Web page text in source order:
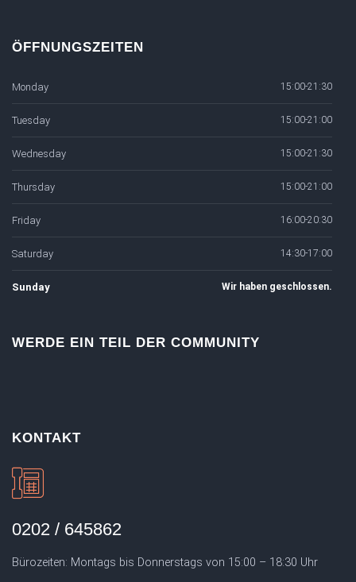
ÖFFNUNGSZEITEN
Monday 15:00-21:30
Tuesday 15:00-21:00
Wednesday 15:00-21:30
Thursday 15:00-21:00
Friday 16:00-20:30
Saturday 14:30-17:00
Sunday Wir haben geschlossen.
WERDE EIN TEIL DER COMMUNITY
KONTAKT
0202 / 645862
Bürozeiten: Montags bis Donnerstags von 15:00 – 18:30 Uhr